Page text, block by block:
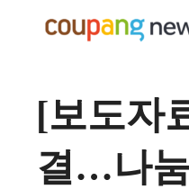
[보도자
결…나